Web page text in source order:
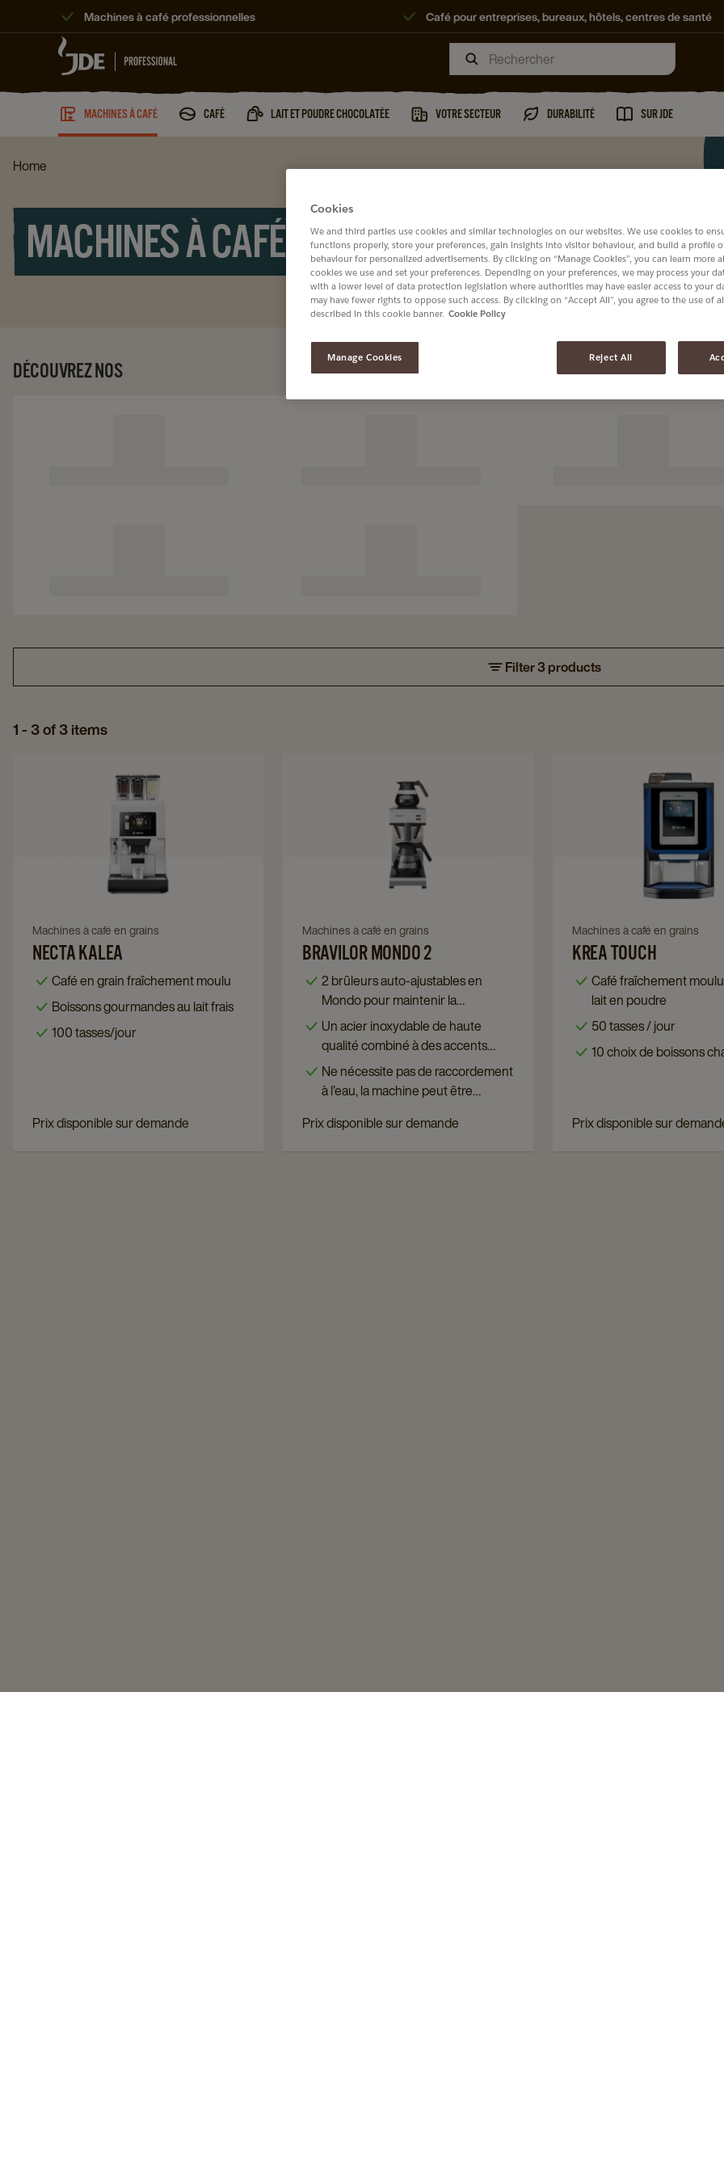
Machines à café professionnelles Café pour entreprises, bureaux, hôtels, centres de santé
MACHINES À CAFÉ CAFÉ LAIT ET POUDRE CHOCOLATÉE VOTRE SECTEUR DURABILITÉ SUR JDE
Home
MACHINES À CAFÉ EN GRAINS
DÉCOUVREZ NOS
Filter 3 products
1 - 3 of 3 items
Navigate
to
Necta
Kalea
details
page
Navigate
to
Kalea
details
page
Machines à café en grains
NECTA KALEA
Café en grain fraîchement moulu
Boissons gourmandes au lait frais
100 tasses/jour
Prix disponible sur demande
to
Bravilor
Mondo
2
details
page
Navigate
to
Mondo
details
page
Machines à café en grains
BRAVILOR MONDO 2
2 brûleurs auto-ajustables en
Mondo pour maintenir la
température parfaite du café
Un acier inoxydable de haute
qualité combiné à des accents
noirs donne à la machine un
aspect moderne
Ne nécessite pas de raccordement
à l’eau, la machine peut être
placée n’importe où
Prix disponible sur demande
to
Krea
Touch
details
page
Navigate
to
Touch
details
page
Machines à café en grains
KREA TOUCH
Café fraîchement
lait en poudre
50 tasses / jour
10 choix de boissons
Prix disponible sur
Cookies
We and third parties use cookies and similar technologies on our websites. We use cookies to
functions properly, store your preferences, gain insights into visitor behaviour, and build a profile
behaviour for personalized advertisements. By clicking on “Manage Cookies”, you can learn more
cookies we use and set your preferences. Depending on your preferences, we may process your
with a lower level of data protection legislation where authorities may have easier access to your
may have fewer rights to oppose such access. By clicking on “Accept All”, you agree to the use of
described in this cookie banner. Cookie Policy
Manage Cookies Reject All